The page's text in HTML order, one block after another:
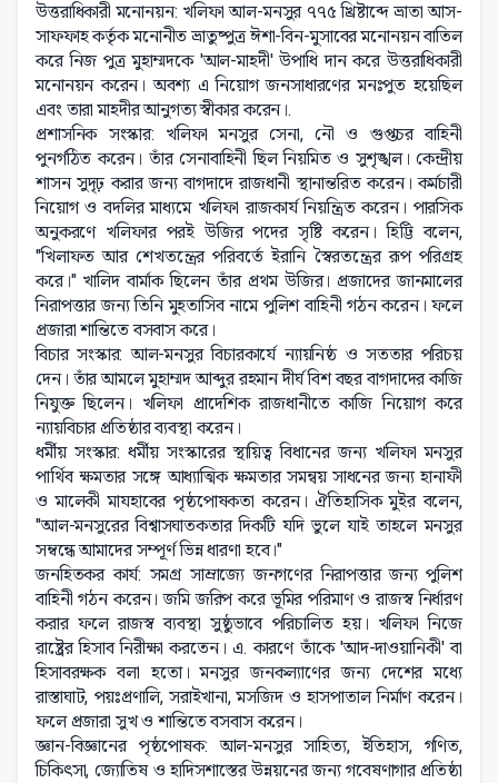
উত্তরাধিকারী মনোনয়ন: খলিফা আল-মনসুর ৭৭৫ খ্রিষ্টাব্দে ভ্রাতা আস-
সাফফাহ কর্তৃক মনোনীত ভ্রাতুষ্পুত্র ঈশা-বিন-মুসাবের মনোনয়ন বাতিল
করে নিজ পুত্র মুহাম্মদকে 'আল-মাহদী' উপাধি দান করে উত্তরাধিকারী
মনোনয়ন করেন। অবশ্য এ নিয়োগ জনসাধারণের মনঃপুত হয়েছিল
এবং তারা মাহদীর আনুগত্য স্বীকার করেন।.
প্রশাসনিক সংস্কার: খলিফা মনসুর সেনা, নৌ ও গুপ্তচর বাহিনী
পুনর্গঠিত করেন। তাঁর সেনাবাহিনী ছিল নিয়মিত ও সুশৃঙ্খল। কেন্দ্রীয়
শাসন সুদৃঢ় করার জন্য বাগদাদে রাজধানী স্থানান্তরিত করেন। কর্মচারী
নিয়োগ ও বদলির মাধ্যমে খলিফা রাজকার্য নিয়ন্ত্রিত করেন। পারসিক
অনুকরণে খলিফার পরই উজির পদের সৃষ্টি করেন। হিট্টি বলেন,
"খিলাফত আর শেখতন্ত্রের পরিবর্তে ইরানি স্বৈরতন্ত্রের রূপ পরিগ্রহ
করে।" খালিদ বার্মাক ছিলেন তাঁর প্রথম উজির। প্রজাদের জানমালের
নিরাপত্তার জন্য তিনি মুহতাসিব নামে পুলিশ বাহিনী গঠন করেন। ফলে
প্রজারা শান্তিতে বসবাস করে।
বিচার সংস্কার: আল-মনসুর বিচারকার্যে ন্যায়নিষ্ঠ ও সততার পরিচয়
দেন। তাঁর আমলে মুহাম্মদ আব্দুর রহমান দীর্ঘ বিশ বছর বাগদাদের কাজি
নিযুক্ত ছিলেন। খলিফা প্রাদেশিক রাজধানীতে কাজি নিয়োগ করে
ন্যায়বিচার প্রতিষ্ঠার ব্যবস্থা করেন।
ধর্মীয় সংস্কার: ধর্মীয় সংস্কারের স্থায়িত্ব বিধানের জন্য খলিফা মনসুর
পার্থিব ক্ষমতার সঙ্গে আধ্যাত্মিক ক্ষমতার সমন্বয় সাধনের জন্য হানাফী
ও মালেকী মাযহাবের পৃষ্ঠপোষকতা করেন। ঐতিহাসিক মুইর বলেন,
"আল-মনসুরের বিশ্বাসঘাতকতার দিকটি যদি ভুলে যাই তাহলে মনসুর
সম্বন্ধে আমাদের সম্পূর্ণ ভিন্ন ধারণা হবে।"
জনহিতকর কার্য: সমগ্র সাম্রাজ্যে জনগণের নিরাপত্তার জন্য পুলিশ
বাহিনী গঠন করেন। জমি জরিপ করে ভূমির পরিমাণ ও রাজস্ব নির্ধারণ
করার ফলে রাজস্ব ব্যবস্থা সুষ্ঠুভাবে পরিচালিত হয়। খলিফা নিজে
রাষ্ট্রের হিসাব নিরীক্ষা করতেন। এ. কারণে তাঁকে 'আদ-দাওয়ানিকী' বা
হিসাবরক্ষক বলা হতো। মনসুর জনকল্যাণের জন্য দেশের মধ্যে
রাস্তাঘাট, পয়ঃপ্রণালি, সরাইখানা, মসজিদ ও হাসপাতাল নির্মাণ করেন।
ফলে প্রজারা সুখ ও শান্তিতে বসবাস করেন।
জ্ঞান-বিজ্ঞানের পৃষ্ঠপোষক: আল-মনসুর সাহিত্য, ইতিহাস, গণিত,
চিকিৎসা, জ্যোতিষ ও হাদিসশাস্তের উন্নয়নের জন্য গবেষণাগার প্রতিষ্ঠা